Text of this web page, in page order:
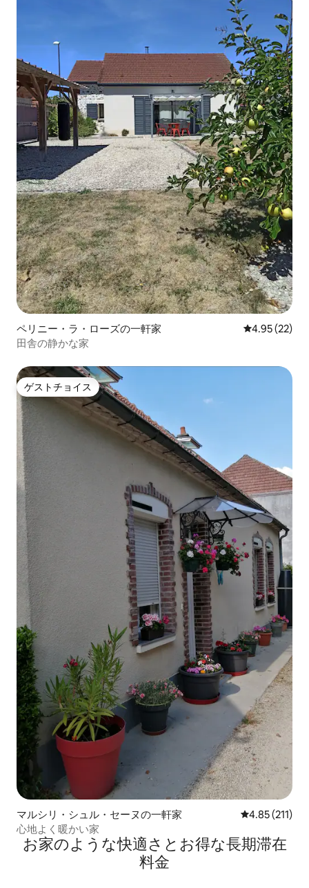
ペリニー・ラ・ローズの一軒家 レビュー22
4.95 (22)
田舎の静かな家
ゲストチョイス
ゲストチョイス
マルシリ・シュル・セーヌの一軒家 レビュー211
4.85 (211)
心地よく暖かい家
お家のような快⁠適⁠さ⁠とお⁠得⁠な長⁠期⁠滞⁠在
料⁠金